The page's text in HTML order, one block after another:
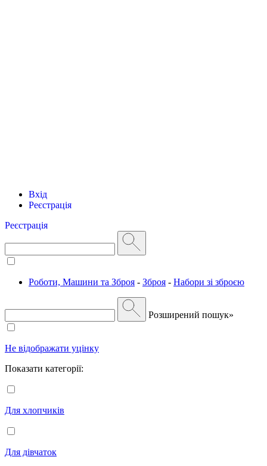
Вхід
Реєстрація
Реєстрація
Роботи, Машини та Зброя - Зброя - Набори зі зброєю
Розширений пошук»
Не відображати уцінку
Показати категорії:
Для хлопчиків
Для дівчаток